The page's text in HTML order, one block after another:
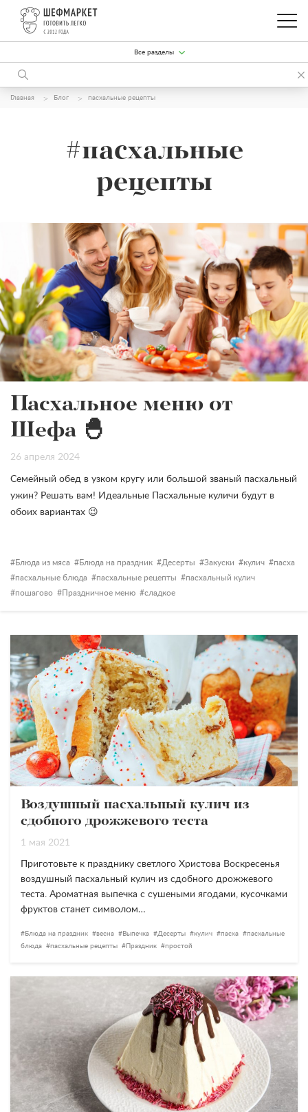
Все разделы
Главная Блог пасхальные рецепты
#пасхальные
рецепты
Пасхальное меню от
Шефа 🐣
26 апреля 2024
Семейный обед в узком кругу или большой званый пасхальный
ужин? Решать вам! Идеальные Пасхальные куличи будут в
обоих вариантах 😉
Блюда из мяса Блюда на праздник Десерты Закуски кулич
пасха
пасхальные блюда
пасхальные рецепты
пасхальный кулич
пошагово
Праздничное меню сладкое
Воздушный пасхальный кулич из
сдобного дрожжевого теста
1 мая 2021
Приготовьте к празднику светлого Христова Воскресенья
воздушный пасхальный кулич из сдобного дрожжевого
теста. Ароматная выпечка с сушеными ягодами, кусочками
фруктов станет символом…
Блюда на праздник весна Выпечка Десерты кулич пасха
пасхальные
блюда
пасхальные рецепты Праздник простой